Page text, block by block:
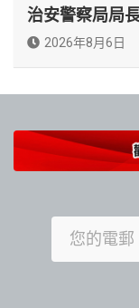
治安警察局局
2026年8月6日